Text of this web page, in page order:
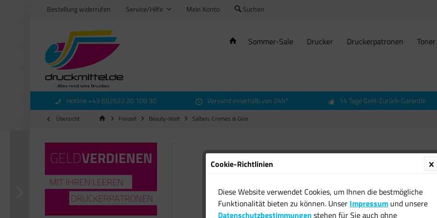
Bestellung widerrufen Service/Hilfe Mein Konto Suchen
Sommer-Sale Drucker Druckerpatronen Toner
Hotline +43 (0)2522 20 100 30 Versand innerhalb von 24h* 14 Tage Geld-Zurück-Garantie
Übersicht Freizeit Beauty-Welt Salben, Cremes & Gele
Cookie-Richtlinien
Diese Website verwendet Cookies, um Ihnen die bestmögliche
Funktionalität bieten zu können. Unser Impressum und unsere
Datenschutzbestimmungen stehen für Sie auch ohne